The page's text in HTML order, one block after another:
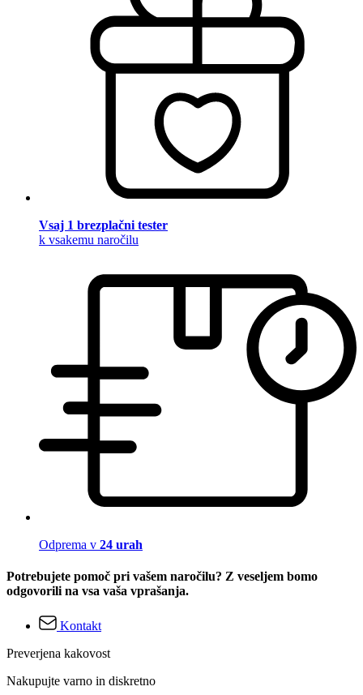
Vsaj 1 brezplačni tester
k vsakemu naročilu
Odprema v 24 urah
Potrebujete pomoč pri vašem naročilu? Z veseljem bomo
odgovorili na vsa vaša vprašanja.
Kontakt
Preverjena kakovost
Nakupujte varno in diskretno